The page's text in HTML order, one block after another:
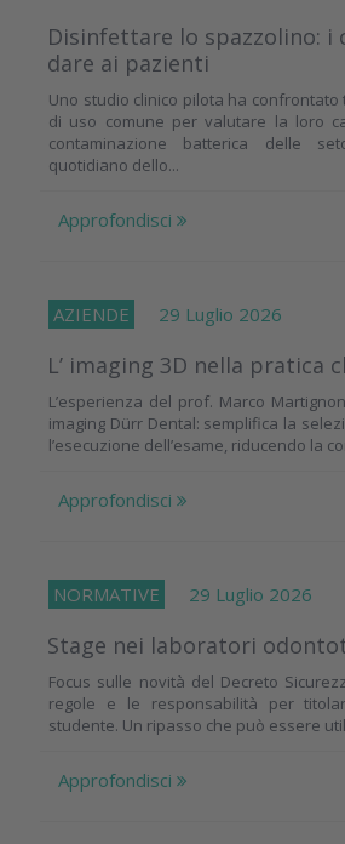
Disinfettare lo spazzolino: i
dare ai pazienti
Uno studio clinico pilota ha
di uso comune per valutare la loro
contaminazione batterica delle
quotidiano dello...
Approfondisci
AZIENDE 29 Luglio 2026
L’ imaging 3D nella pratica
L’esperienza del prof. Marco
imaging Dürr Dental: semplifica la
l’esecuzione dell’esame, riducendo la
Approfondisci
NORMATIVE 29 Luglio 2026
Stage nei laboratori
Focus sulle novità del Decreto
regole e le responsabilità per
studente. Un ripasso che può essere
Approfondisci